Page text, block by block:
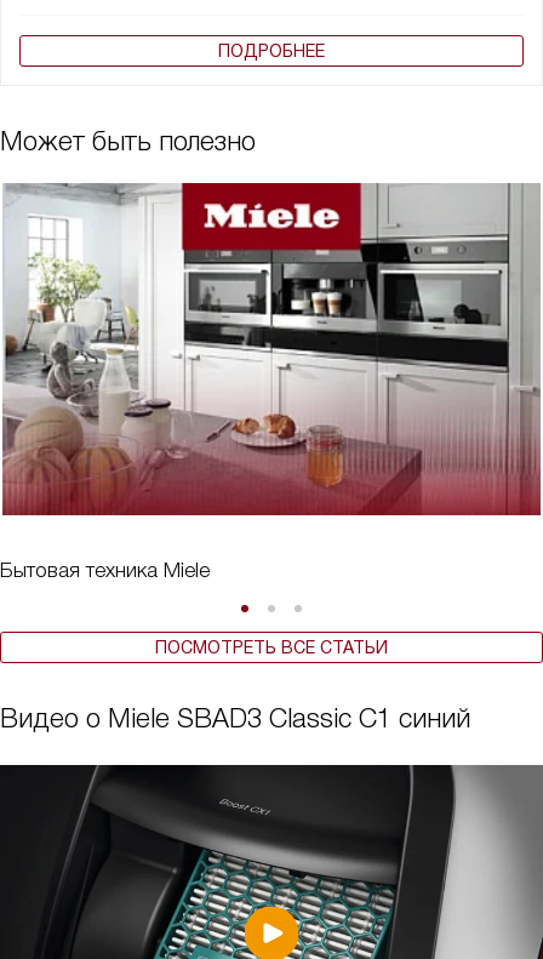
ПОДРОБНЕЕ
Может быть полезно
Бытовая техника Miele
ПОСМОТРЕТЬ ВСЕ СТАТЬИ
Видео о Miele SBAD3 Classic C1 синий